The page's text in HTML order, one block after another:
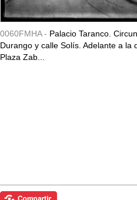
0060FMHA - Palacio Taranco.
Durango y calle Solís. Adelante a la
Plaza Zab...